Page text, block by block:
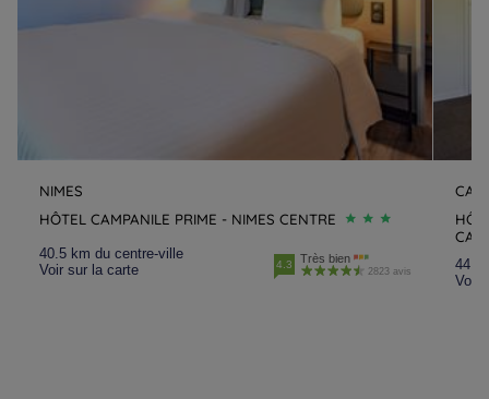
NIMES
HÔTEL CAMPANILE PRIME - NIMES CENTRE
40.5 km du centre-ville
Voir sur la carte
4.3 Très bien
2823 avis
44.1
Voir